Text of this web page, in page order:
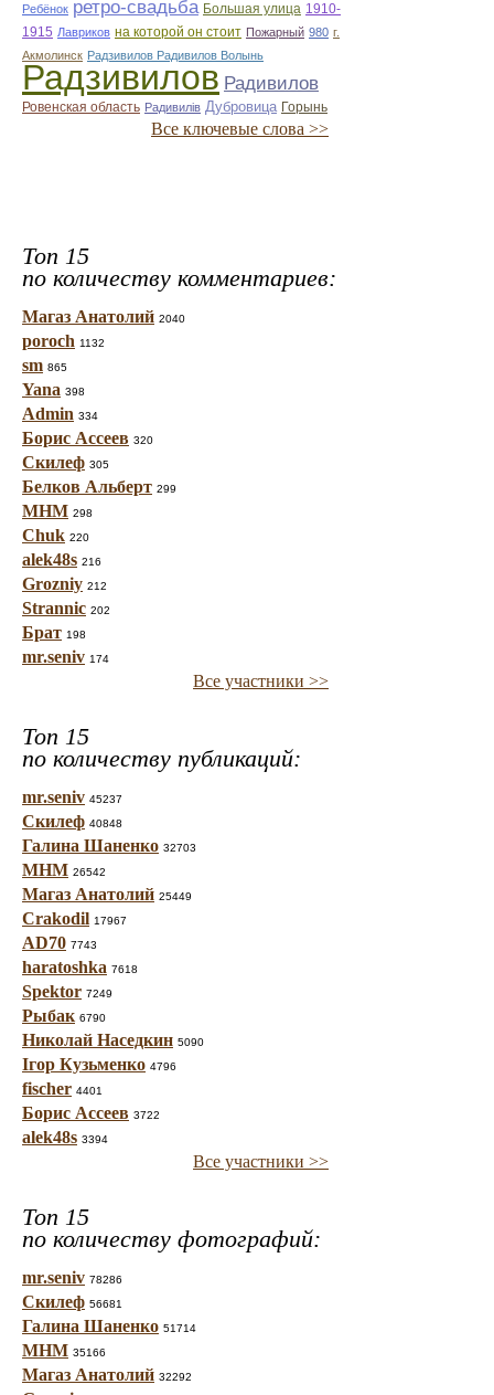
Ребёнок ретро-свадьба Большая улица 1910-
1915 Лавриков на которой он стоит Пожарный 980 г.
Акмолинск Радзивилов Радивилов Волынь
Радзивилов Радивилов
Ровенская область Радивилiв Дубровица Горынь
Все ключевые слова >>
Топ 15
по количеству комментариев:
Магаз Анатолий 2040
poroch 1132
sm 865
Yana 398
Admin 334
Борис Ассеев 320
Скилеф 305
Белков Альберт 299
МНМ 298
Chuk 220
alek48s 216
Grozniy 212
Strannic 202
Брат 198
mr.seniv 174
Все участники >>
Топ 15
по количеству публикаций:
mr.seniv 45237
Скилеф 40848
Галина Шаненко 32703
МНМ 26542
Магаз Анатолий 25449
Crakodil 17967
AD70 7743
haratoshka 7618
Spektor 7249
Рыбак 6790
Николай Наседкин 5090
Ігор Кузьменко 4796
fischer 4401
Борис Ассеев 3722
alek48s 3394
Все участники >>
Топ 15
по количеству фотографий:
mr.seniv 78286
Скилеф 56681
Галина Шаненко 51714
МНМ 35166
Магаз Анатолий 32292